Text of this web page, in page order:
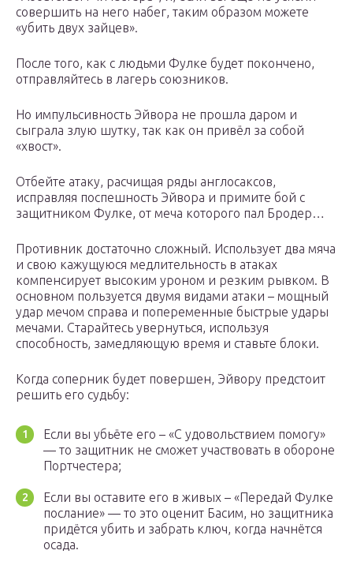
совершить на него набег, таким образом можете
«убить двух зайцев».
После того, как с людьми Фулке будет покончено,
отправляйтесь в лагерь союзников.
Но импульсивность Эйвора не прошла даром и
сыграла злую шутку, так как он привёл за собой
«хвост».
Отбейте атаку, расчищая ряды англосаксов,
исправляя поспешность Эйвора и примите бой с
защитником Фулке, от меча которого пал Бродер…
Противник достаточно сложный. Использует два мяча
и свою кажущуюся медлительность в атаках
компенсирует высоким уроном и резким рывком. В
основном пользуется двумя видами атаки – мощный
удар мечом справа и попеременные быстрые удары
мечами. Старайтесь увернуться, используя
способность, замедляющую время и ставьте блоки.
Когда соперник будет повершен, Эйвору предстоит
решить его судьбу:
Если вы убьёте его – «С удовольствием помогу»
— то защитник не сможет участвовать в обороне
Портчестера;
Если вы оставите его в живых – «Передай Фулке
послание» — то это оценит Басим, но защитника
придётся убить и забрать ключ, когда начнётся
осада.